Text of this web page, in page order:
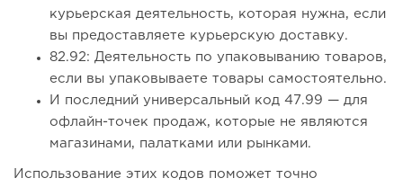
курьерская деятельность, которая нужна, если
вы предоставляете курьерскую доставку.
82.92: Деятельность по упаковыванию товаров,
если вы упаковываете товары самостоятельно.
И последний универсальный код 47.99 — для
офлайн-точек продаж, которые не являются
магазинами, палатками или рынками.
Использование этих кодов поможет точно